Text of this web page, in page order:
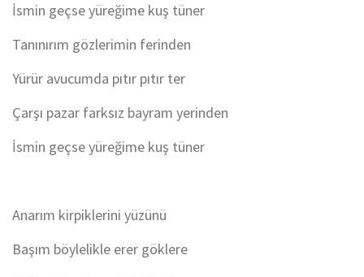
İsmin geçse yüreğime kuş tüner
Tanınırım gözlerimin ferinden
Yürür avucumda pıtır pıtır ter
Çarşı pazar farksız bayram yerinden
İsmin geçse yüreğime kuş tüner
Anarım kirpiklerini yüzünü
Başım böylelikle erer göklere